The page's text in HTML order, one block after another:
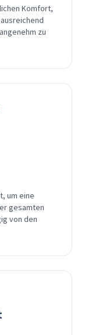
Komfort,
zu
um eine
gesamten
von den